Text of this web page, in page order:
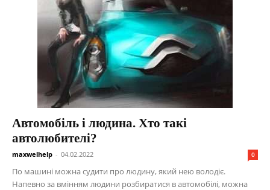
Автомобіль і людина. Хто такі
автолюбителі?
maxwelhelp - 04.02.2022 0
По машині можна судити про людину, який нею володіє.
Напевно за вмінням людини розбиратися в автомобілі, можна